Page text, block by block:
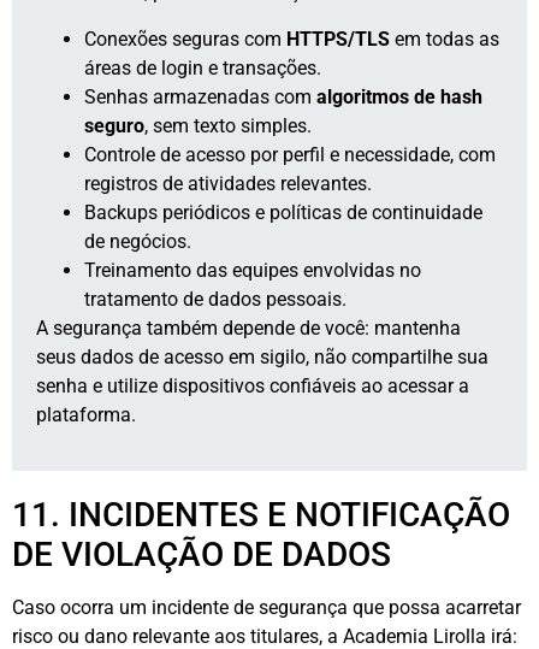
Conexões seguras com HTTPS/TLS em todas as
áreas de login e transações.
Senhas armazenadas com algoritmos de hash
seguro, sem texto simples.
Controle de acesso por perfil e necessidade, com
registros de atividades relevantes.
Backups periódicos e políticas de continuidade
de negócios.
Treinamento das equipes envolvidas no
tratamento de dados pessoais.
A segurança também depende de você: mantenha
seus dados de acesso em sigilo, não compartilhe sua
senha e utilize dispositivos confiáveis ao acessar a
plataforma.
11. INCIDENTES E NOTIFICAÇÃO
DE VIOLAÇÃO DE DADOS
Caso ocorra um incidente de segurança que possa acarretar
risco ou dano relevante aos titulares, a Academia Lirolla irá: